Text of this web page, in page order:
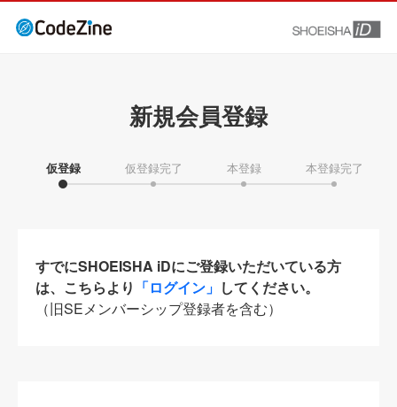
新規会員登録
仮登録 仮登録完了 本登録 本登録完了
すでにSHOEISHA iDにご登録いただいている方
は、こちらより 「ログイン」 してください。
（旧SEメンバーシップ登録者を含む）